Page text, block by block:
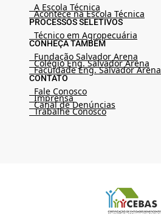
A Escola Técnica
Acontece na Escola Técnica
PROCESSOS SELETIVOS
Técnico em Agropecuária
CONHEÇA TAMBÉM
Fundação Salvador Arena
Colégio Eng. Salvador Arena
Faculdade Eng. Salvador Arena
CONTATO
Fale Conosco
Imprensa
Canal de Denúncias
Trabalhe Conosco